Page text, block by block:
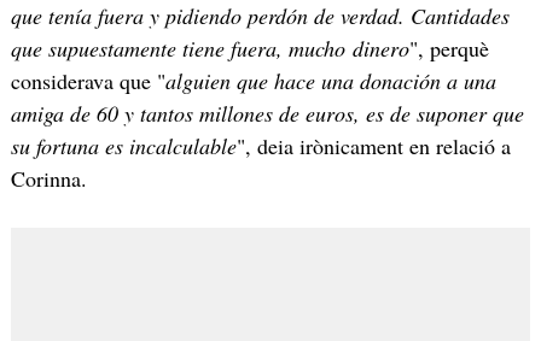
que tenía fuera y pidiendo perdón de verdad. Cantidades
que supuestamente tiene fuera, mucho dinero", perquè
considerava que "alguien que hace una donación a una
amiga de 60 y tantos millones de euros, es de suponer que
su fortuna es incalculable", deia irònicament en relació a
Corinna.